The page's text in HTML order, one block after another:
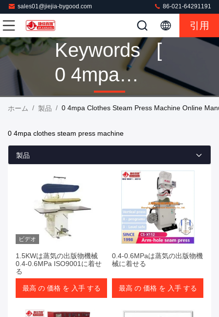
sales01@jiejia-bygood.com 86-021-64291191
引用
Keywords [
0 4mpa
Clothes
Press
Machine ]
Match 58
製品
ホーム / 製品 / 0 4mpa Clothes Steam Press Machine Online
0 4mpa clothes steam press machine
製品
ビデオ
1.5KWは蒸気の出版物機械
0.4-0.6MPa ISO9001に着せ
る
最高 の 価格 を 入手 する
0.4-0.6MPaは蒸気の出版物機
械に着せる
最高 の 価格 を 入手 する